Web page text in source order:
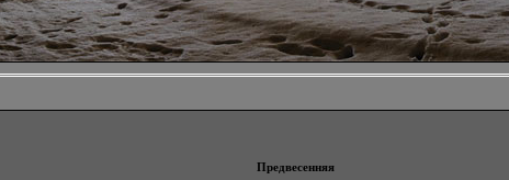
Предвесенняя